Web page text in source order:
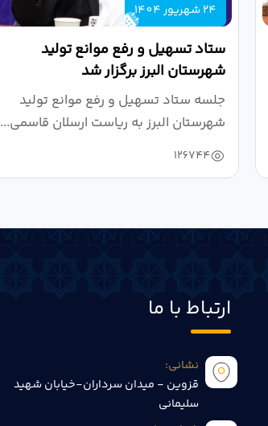
24 شهریور 1404
ستاد تسهیل و رفع موانع تولید
شهرستان البرز برگزار شد
جلسه ستاد تسهیل و رفع موانع تولید
شهرستان البرز به ریاست ارسلان قاسمی...
126744
ارتباط با ما
نشانی:
قزوین - میدان سرداران-خیابان شهید
سلیمانی